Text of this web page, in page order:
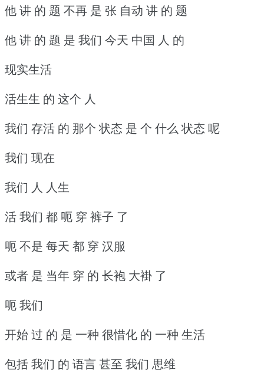
他 讲 的 题 不再 是 张 自动 讲 的 题
他 讲 的 题 是 我们 今天 中国 人 的
现实生活
活生生 的 这个 人
我们 存活 的 那个 状态 是 个 什么 状态 呢
我们 现在
我们 人 人生
活 我们 都 呃 穿 裤子 了
呃 不是 每天 都 穿 汉服
或者 是 当年 穿 的 长袍 大褂 了
呃 我们
开始 过 的 是 一种 很惜化 的 一种 生活
包括 我们 的 语言 甚至 我们 思维